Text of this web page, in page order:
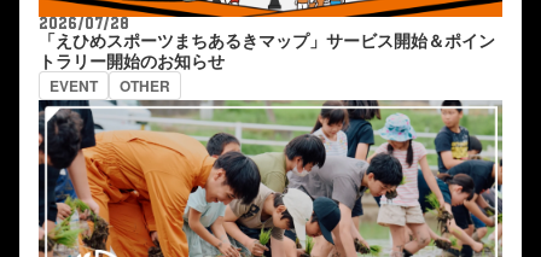
2026/07/28
「えひめスポーツまちあるきマップ」サービス開始＆ポイン
トラリー開始のお知らせ
EVENT OTHER